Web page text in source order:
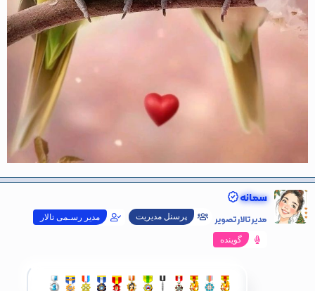
سمانه
مدیر تالار تصویر پرسنل مدیریت مدیر رسـمی تالار
گوینده